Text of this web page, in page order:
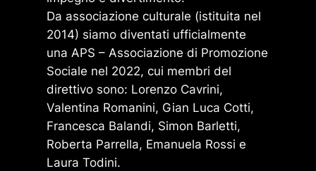
Da associazione culturale (istituita nel
2014) siamo diventati ufficialmente
una APS – Associazione di Promozione
Sociale nel 2022, cui membri del
direttivo sono: Lorenzo Cavrini,
Valentina Romanini, Gian Luca Cotti,
Francesca Balandi, Simon Barletti,
Roberta Parrella, Emanuela Rossi e
Laura Todini.